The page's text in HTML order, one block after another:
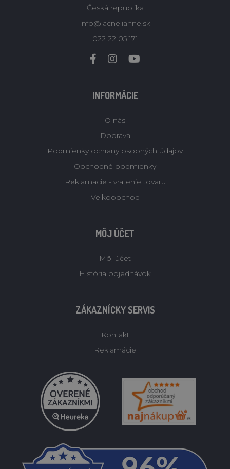
Česká republika
info@lacneliahne.sk
022 22 05 171
INFORMÁCIE
O nás
Doprava
Podmienky ochrany osobných údajov
Obchodné podmienky
Reklamacie - vratenie tovaru
Velkoobchod
MÔJ ÚČET
Môj účet
História objednávok
ZÁKAZNÍCKY SERVIS
Kontakt
Reklamácie